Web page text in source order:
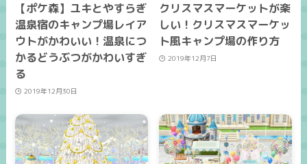
【ポケ森】ユキとやすらぎ
温泉宿のキャンプ場レイア
ウトがかわいい！温泉につ
かるどうぶつがかわいすぎ
る
2019年12月30日
クリスマスマーケットが楽
しい！クリスマスマーケッ
ト風キャンプ場の作り方
2019年12月7日